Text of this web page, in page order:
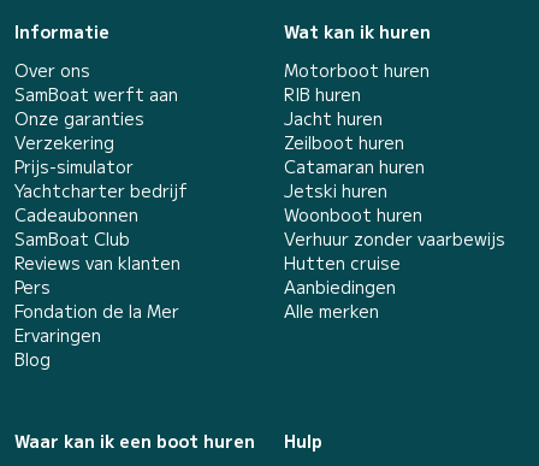
Informatie
Over ons
SamBoat werft aan
Onze garanties
Verzekering
Prijs-simulator
Yachtcharter bedrijf
Cadeaubonnen
SamBoat Club
Reviews van klanten
Pers
Fondation de la Mer
Ervaringen
Blog
Wat kan ik huren
Motorboot huren
RIB huren
Jacht huren
Zeilboot huren
Catamaran huren
Jetski huren
Woonboot huren
Verhuur zonder vaarbewijs
Hutten cruise
Aanbiedingen
Alle merken
Waar kan ik een boot huren
Hulp